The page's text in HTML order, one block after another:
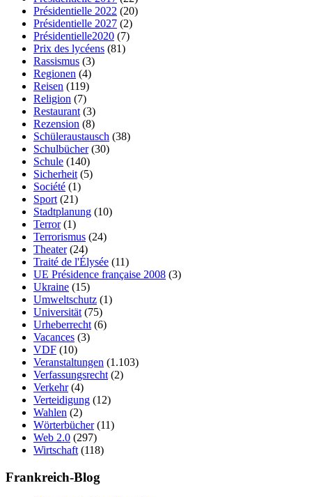
Présidentielle 2022 (20)
Présidentielle 2027 (2)
Présidentielle2020 (7)
Prix des lycéens (81)
Rassismus (3)
Regionen (4)
Reisen (119)
Religion (7)
Restaurant (3)
Rezension (8)
Schüleraustausch (38)
Schulbücher(30)
Schule (140)
Sicherheit (5)
Société (1)
Sport (21)
Stadtplanung (10)
Terror(1)
Terrorismus (24)
Theater(24)
Traité de l'Élysée (11)
UE Présidence française 2008 (3)
Ukraine (15)
Umweltschutz (1)
Universität (75)
Urheberrecht (6)
Vacances (3)
VDF (10)
Veranstaltungen (1.103)
Verfassungsrecht (2)
Verkehr(4)
Verteidigung (12)
Wahlen (2)
Wörterbücher(11)
Web 2.0 (297)
Wirtschaft (118)
Frankreich-Blog